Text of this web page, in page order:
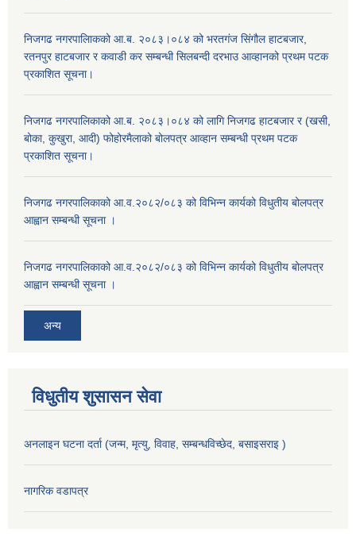
निजगढ नगरपालिाकको आ.ब. २०८३।०८४ को भरतगंज सिंगौल हाटबजार,
रतनपुर हाटबजार र कवाडी कर सम्बन्धी सिलबन्दी दरभाउ आव्हानको प्रथम पटक
प्रकाशित सूचना।
निजगढ नगरपालिकाको आ.ब. २०८३।०८४ को लागि निजगढ हाटबजार र (खसी,
बोका, कुखुरा, आदी) फोहोरमैलाको बोलपत्र आव्हान सम्बन्धी प्रथम पटक
प्रकाशित सूचना।
निजगढ नगरपालिकाको आ.व.२०८२/०८३ को विभिन्न कार्यको विधुतीय बोलपत्र
आह्वान सम्बन्धी सूचना ।
निजगढ नगरपालिकाको आ.व.२०८२/०८३ को विभिन्न कार्यको विधुतीय बोलपत्र
आह्वान सम्बन्धी सूचना ।
अन्य
विधुतीय शुसासन सेवा
अनलाइन घटना दर्ता (जन्म, मृत्यु, विवाह, सम्बन्धविच्छेद, बसाइसराइ )
नागरिक वडापत्र